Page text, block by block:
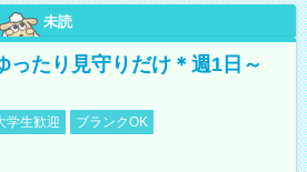
未読
ったり見守りだけ＊週1日～
学生歓迎
ブランクOK